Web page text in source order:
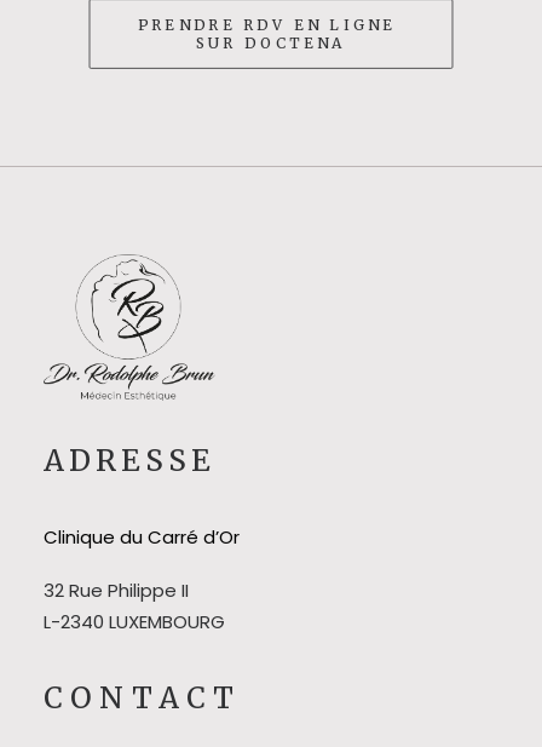
PRENDRE RDV EN LIGNE
SUR DOCTENA
ADRESSE
Clinique du Carré d’Or
32 Rue Philippe II
L-2340 LUXEMBOURG
CONTACT